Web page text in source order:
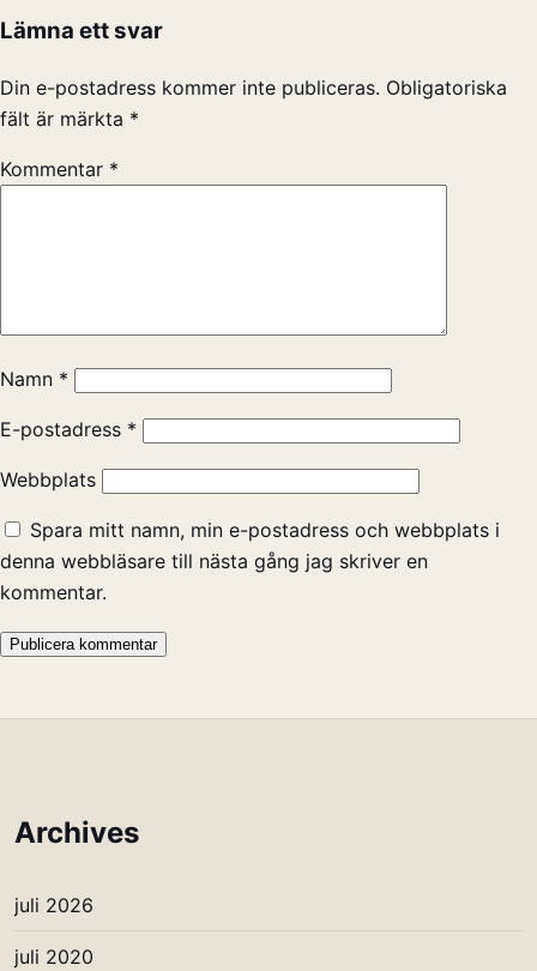
Lämna ett svar
Din e-postadress kommer inte publiceras. Obligatoriska
fält är märkta *
Kommentar *
Namn *
E-postadress *
Webbplats
Spara mitt namn, min e-postadress och webbplats i
denna webbläsare till nästa gång jag skriver en
kommentar.
Archives
juli 2026
juli 2020